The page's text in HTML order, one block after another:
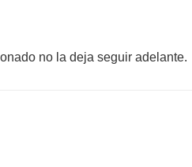
no la deja seguir adelante.